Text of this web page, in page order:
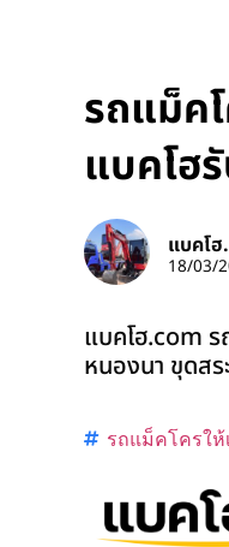
รถแม็ค
แบคโฮ
แบคโ
18/03/
แบคโฮ.com ร
หนองนา ขุดส
รถแม็คโครให้